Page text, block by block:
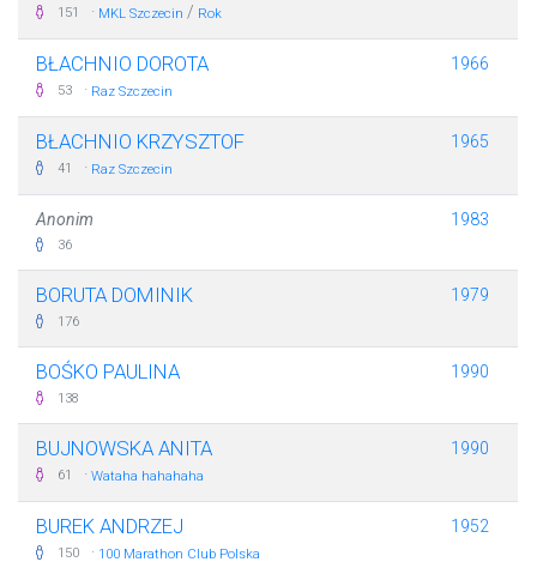
151 · MKL Szczecin / Rok
BŁACHNIO DOROTA
53 · Raz Szczecin
1966
BŁACHNIO KRZYSZTOF
41 · Raz Szczecin
1965
Anonim
36
1983
BORUTA DOMINIK
176
1979
BOŚKO PAULINA
138
1990
BUJNOWSKA ANITA
61 · Wataha hahahaha
1990
BUREK ANDRZEJ
150 · 100 Marathon Club Polska
1952